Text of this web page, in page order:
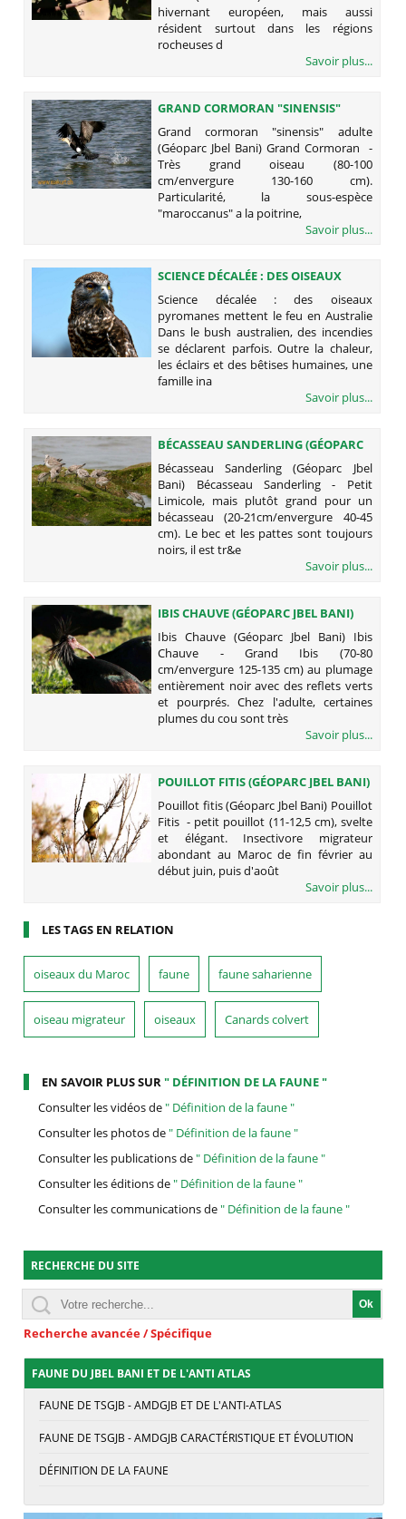
hivernant européen, mais aussi
résident surtout dans les régions
rocheuses d
Savoir plus...
GRAND CORMORAN "SINENSIS"
ADULTE (GÉOPARC JBEL BANI)
Grand cormoran "sinensis" adulte
(Géoparc Jbel Bani) Grand Cormoran -
Très grand oiseau (80-100
cm/envergure 130-160 cm).
Particularité, la sous-espèce
"maroccanus" a la poitrine,
Savoir plus...
SCIENCE DÉCALÉE : DES OISEAUX
PYROMANES METTENT LE FEU EN
AUSTRALIE
Science décalée : des oiseaux
pyromanes mettent le feu en Australie
Dans le bush australien, des incendies
se déclarent parfois. Outre la chaleur,
les éclairs et des bêtises humaines, une
famille ina
Savoir plus...
BÉCASSEAU SANDERLING (GÉOPARC
JBEL BANI)
Bécasseau Sanderling (Géoparc Jbel
Bani) Bécasseau Sanderling - Petit
Limicole, mais plutôt grand pour un
bécasseau (20-21cm/envergure 40-45
cm). Le bec et les pattes sont toujours
noirs, il est tr&e
Savoir plus...
IBIS CHAUVE (GÉOPARC JBEL BANI)
Ibis Chauve (Géoparc Jbel Bani) Ibis
Chauve - Grand Ibis (70-80
cm/envergure 125-135 cm) au plumage
entièrement noir avec des reflets verts
et pourprés. Chez l'adulte, certaines
plumes du cou sont très
Savoir plus...
POUILLOT FITIS (GÉOPARC JBEL BANI)
Pouillot fitis (Géoparc Jbel Bani) Pouillot
Fitis - petit pouillot (11-12,5 cm), svelte
et élégant. Insectivore migrateur
abondant au Maroc de fin février au
début juin, puis d'août
Savoir plus...
LES TAGS EN RELATION
oiseaux du Maroc faune faune saharienne
oiseau migrateur oiseaux Canards colvert
EN SAVOIR PLUS SUR" DÉFINITION DE LA FAUNE "
Consulter les vidéos de" Définition de la faune "
Consulter les photos de" Définition de la faune "
Consulter les publications de" Définition de la faune "
Consulter les éditions de" Définition de la faune "
Consulter les communications de" Définition de la faune "
RECHERCHE DU SITE
Recherche avancée / Spécifique
FAUNE DU JBEL BANI ET DE L'ANTI ATLAS
FAUNE DE TSGJB - AMDGJB ET DE L'ANTI-ATLAS
FAUNE DE TSGJB - AMDGJB CARACTÉRISTIQUE ET ÉVOLUTION
DÉFINITION DE LA FAUNE